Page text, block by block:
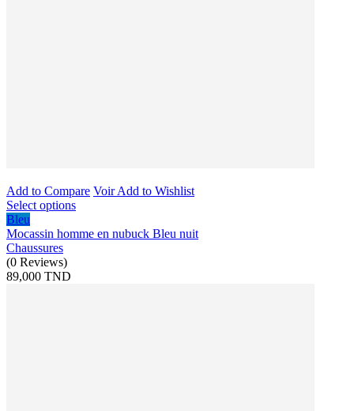
Add to Compare VoirAdd to Wishlist
Select options
Bleu
Mocassin homme en nubuck Bleu nuit
Chaussures
(0 Reviews)
89,000 TND